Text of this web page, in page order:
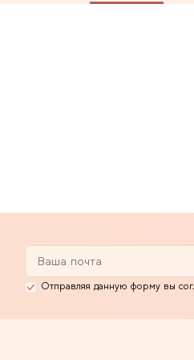
Отправляя данную форму вы